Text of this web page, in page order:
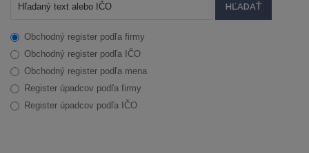
Obchodný register podľa firmy
Obchodný register podľa IČO
Obchodný register podľa mena
Register úpadcov podľa firmy
Register úpadcov podľa IČO